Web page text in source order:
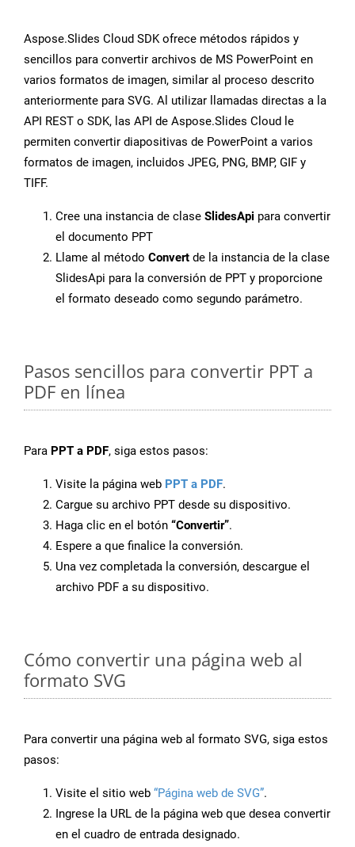
Aspose.Slides Cloud SDK ofrece métodos rápidos y
sencillos para convertir archivos de MS PowerPoint en
varios formatos de imagen, similar al proceso descrito
anteriormente para SVG. Al utilizar llamadas directas a la
API REST o SDK, las API de Aspose.Slides Cloud le
permiten convertir diapositivas de PowerPoint a varios
formatos de imagen, incluidos JPEG, PNG, BMP, GIF y
TIFF.
Cree una instancia de clase SlidesApi para convertir
el documento PPT
Llame al método Convert de la instancia de la clase
SlidesApi para la conversión de PPT y proporcione
el formato deseado como segundo parámetro.
Pasos sencillos para convertir PPT a
PDF en línea
Para PPT a PDF, siga estos pasos:
Visite la página web PPT a PDF.
Cargue su archivo PPT desde su dispositivo.
Haga clic en el botón “Convertir”.
Espere a que finalice la conversión.
Una vez completada la conversión, descargue el
archivo PDF a su dispositivo.
Cómo convertir una página web al
formato SVG
Para convertir una página web al formato SVG, siga estos
pasos:
Visite el sitio web “Página web de SVG”.
Ingrese la URL de la página web que desea convertir
en el cuadro de entrada designado.